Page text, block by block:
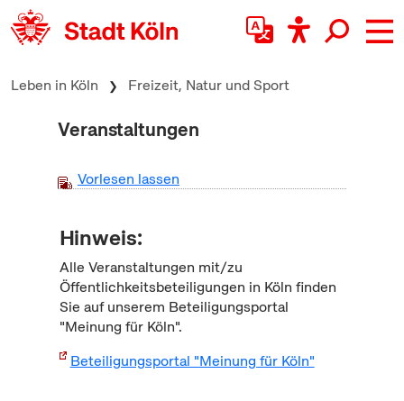
zum Inhalt springen
Leben in Köln Freizeit, Natur und Sport
Veranstaltungen
Vorlesen lassen
Hinweis:
Alle Veranstaltungen mit/zu
Öffentlichkeitsbeteiligungen in Köln finden
Sie auf unserem Beteiligungsportal
"Meinung für Köln".
Beteiligungsportal "Meinung für Köln"